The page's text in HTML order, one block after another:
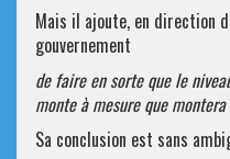
Mais il ajoute, en direction
gouvernement
de faire en sorte que le
monte à mesure que
Sa conclusion est sans